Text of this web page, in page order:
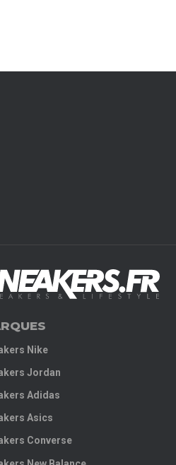
Nike
Jordan
Adidas
Asics
Converse